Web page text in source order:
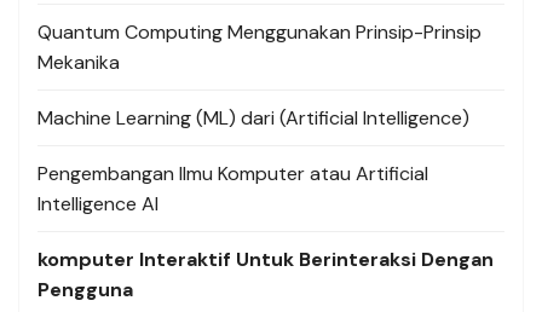
Quantum Computing Menggunakan Prinsip-Prinsip
Mekanika
Machine Learning (ML) dari (Artificial Intelligence)
Pengembangan Ilmu Komputer atau Artificial
Intelligence AI
komputer Interaktif Untuk Berinteraksi Dengan
Pengguna